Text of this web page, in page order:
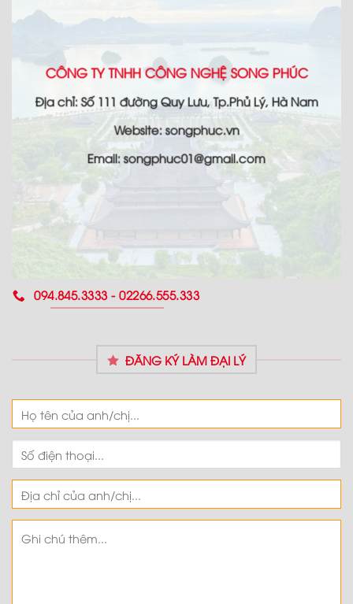
CÔNG TY TNHH CÔNG NGHỆ SONG PHÚC
Địa chỉ: Số 111 đường Quy Lưu, Tp.Phủ Lý, Hà Nam
Website: songphuc.vn
Email: songphuc01@gmail.com
094.845.3333 - 02266.555.333
ĐĂNG KÝ LÀM ĐẠI LÝ